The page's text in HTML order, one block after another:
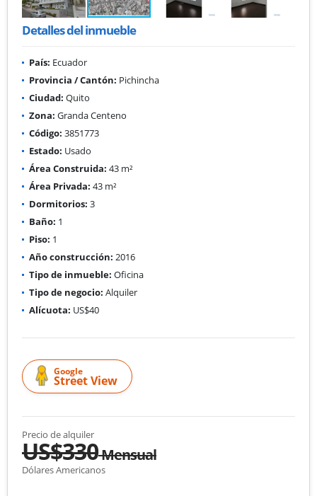
Detalles del inmueble
País: Ecuador
Provincia / Cantón: Pichincha
Ciudad: Quito
Zona: Granda Centeno
Código: 3851773
Estado: Usado
Área Construida: 43 m²
Área Privada: 43 m²
Dormitorios: 3
Baño: 1
Piso: 1
Año construcción: 2016
Tipo de inmueble: Oficina
Tipo de negocio: Alquiler
Alícuota: US$40
Google
Street View
Precio de alquiler
US$330Mensual
Dólares Americanos